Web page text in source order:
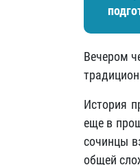
Вечером
История
еще в
сочинцы
общей